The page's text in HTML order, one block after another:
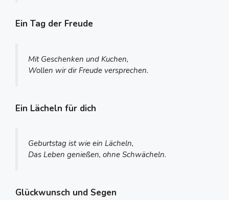
Ein Tag der Freude
Mit Geschenken und Kuchen,
Wollen wir dir Freude versprechen.
Ein Lächeln für dich
Geburtstag ist wie ein Lächeln,
Das Leben genießen, ohne Schwächeln.
Glückwunsch und Segen